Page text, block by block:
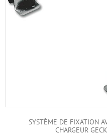
SYSTÈME DE FIXATION
CHARGEUR